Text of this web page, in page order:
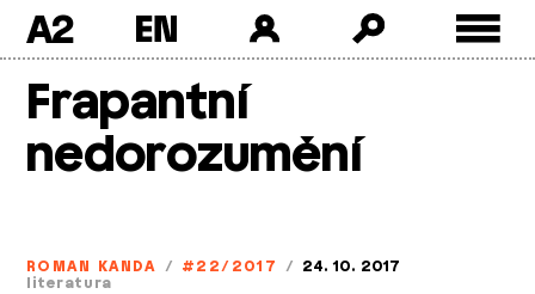
A2
Frapantní
nedorozumění
ROMAN KANDA / #22/2017 / 24. 10. 2017
literatura